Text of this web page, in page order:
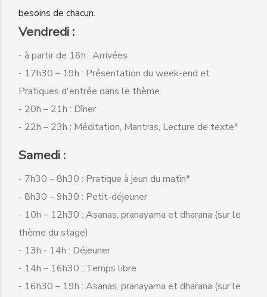
besoins de chacun.
Vendredi :
- à partir de 16h : Arrivées
- 17h30 – 19h : Présentation du week-end et
Pratiques d'entrée dans le thème
- 20h – 21h : Dîner
- 22h – 23h : Méditation, Mantras, Lecture de texte*
Samedi :
- 7h30 – 8h30 : Pratique à jeun du matin*
- 8h30 – 9h30 : Petit-déjeuner
- 10h – 12h30 : Asanas, pranayama et dharana (sur le
thème du stage)
- 13h - 14h : Déjeuner
- 14h – 16h30 : Temps libre
- 16h30 – 19h : Asanas, pranayama et dharana (sur le